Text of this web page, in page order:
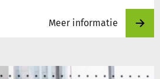
Meer informatie